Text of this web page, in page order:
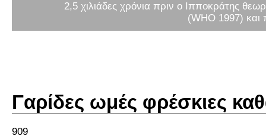
2,5 χιλιάδες χρόνια πριν ο Ιπποκράτης
(WHO 1997) και
Γαρίδες ωμές φρέσκιες
909